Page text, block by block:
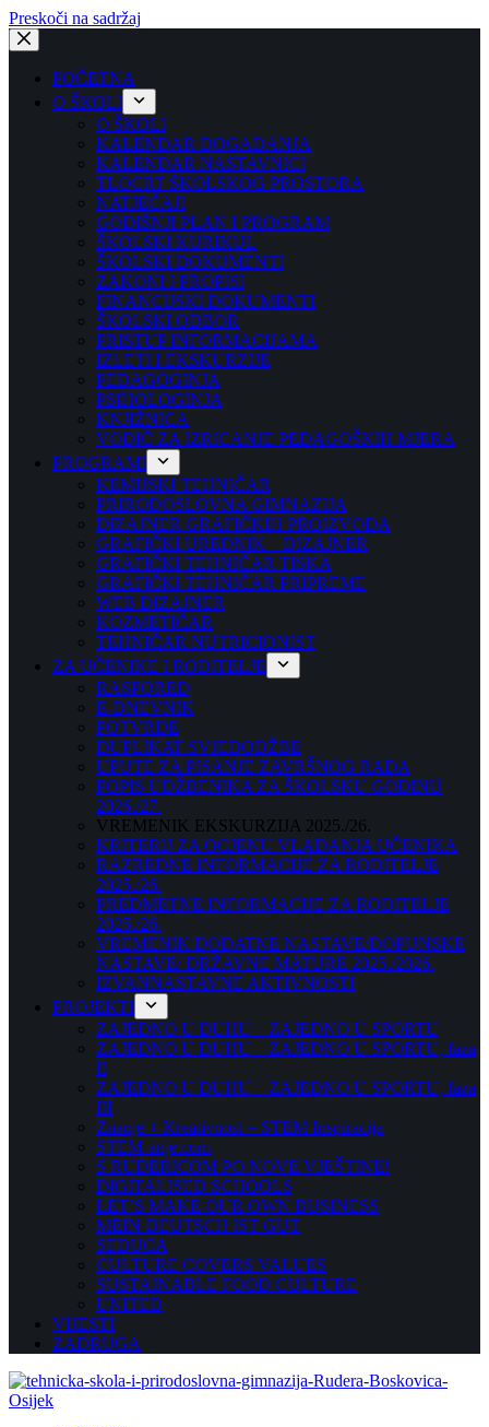
Preskoči na sadržaj
POČETNA
O ŠKOLI
O ŠKOLI
KALENDAR DOGAĐANJA
KALENDAR NASTAVNICI
TLOCRT ŠKOLSKOG PROSTORA
NATJEČAJI
GODIŠNJI PLAN I PROGRAM
ŠKOLSKI KURIKUL
ŠKOLSKI DOKUMENTI
ZAKONI I PROPISI
FINANCIJSKI DOKUMENTI
ŠKOLSKI ODBOR
PRISTUP INFORMACIJAMA
IZLETI I EKSKURZIJE
PEDAGOGINJA
PSIHOLOGINJA
KNJIŽNICA
VODIČ ZA IZRICANJE PEDAGOŠKIH MJERA
PROGRAMI
KEMIJSKI TEHNIČAR
PRIRODOSLOVNA GIMNAZIJA
DIZAJNER GRAFIČKIH PROIZVODA
GRAFIČKI UREDNIK – DIZAJNER
GRAFIČKI TEHNIČAR TISKA
GRAFIČKI TEHNIČAR PRIPREME
WEB DIZAJNER
KOZMETIČAR
TEHNIČAR NUTRICIONIST
ZA UČENIKE I RODITELJE
RASPORED
E-DNEVNIK
POTVRDE
DUPLIKAT SVJEDODŽBE
UPUTE ZA PISANJE ZAVRŠNOG RADA
POPIS UDŽBENIKA ZA ŠKOLSKU GODINU
2026./27.
VREMENIK EKSKURZIJA 2025./26.
KRITERIJ ZA OCJENU VLADANJA UČENIKA
RAZREDNE INFORMACIJE ZA RODITELJE
2025./26.
PREDMETNE INFORMACIJE ZA RODITELJE
2025./26.
VREMENIK DODATNE NASTAVE/DOPUNSKE
NASTAVE/ DRŽAVNE MATURE 2025./2026.
IZVANNASTAVNE AKTIVNOSTI
PROJEKTI
ZAJEDNO U DUHU – ZAJEDNO U SPORTU
ZAJEDNO U DUHU – ZAJEDNO U SPORTU, faza
II
ZAJEDNO U DUHU – ZAJEDNO U SPORTU, faza
III
Znanje + Kreativnost = STEM Inspiracija
STEM-anje.com
S RUĐERICOM PO NOVE VJEŠTINE!
DIGITALISED SCHOOLS
LET’S MAKE OUR OWN BUSINESS
MEIN DEUTSCH IST GUT
SEDUCA
CULTURE COVERS VALUES
SUSTAINABLE FOOD CULTURE
UNITED
VIJESTI
ZADRUGA